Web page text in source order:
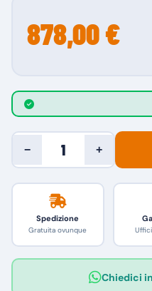
878,00 €
− +
Spedizione
Gratuita ovunque
Chiedici